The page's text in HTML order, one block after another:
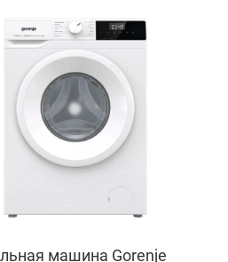
машина Gorenje